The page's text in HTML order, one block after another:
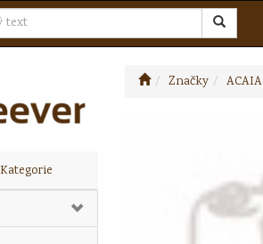
Kategorie
Značky ACAIA